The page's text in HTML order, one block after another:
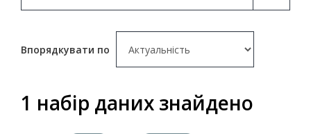
Впорядкувати по
1 набір даних знайдено